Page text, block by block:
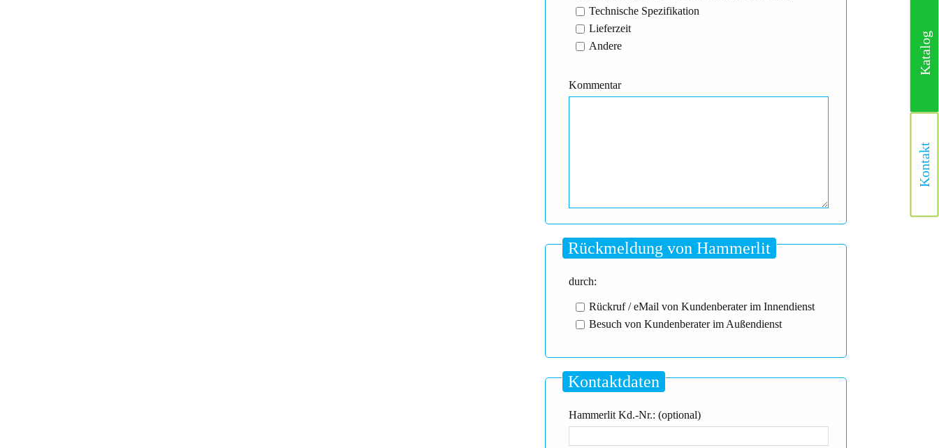
Technische Spezifikation
Lieferzeit
Andere
Kommentar
Rückmeldung von Hammerlit
durch:
Rückruf / eMail von Kundenberater im Innendienst
Besuch von Kundenberater im Außendienst
Kontaktdaten
Hammerlit Kd.-Nr.: (optional)
Katalog
Kontakt